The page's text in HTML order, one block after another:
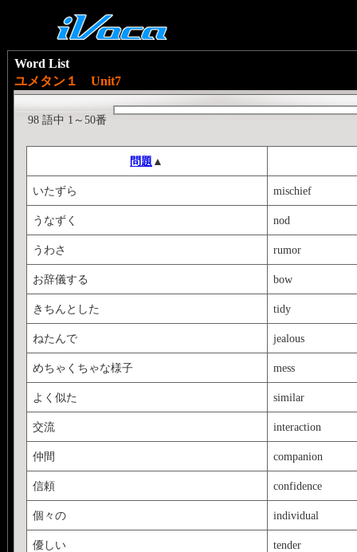
Word List
ユメタン１ Unit7
98 語中 1～50番
問題 ▲
いたずら mischief
うなずく nod
うわさ rumor
お辞儀する bow
きちんとした tidy
ねたんで jealous
めちゃくちゃな様子 mess
よく似た similar
交流 interaction
仲間 companion
信頼 confidence
個々の individual
優しい tender